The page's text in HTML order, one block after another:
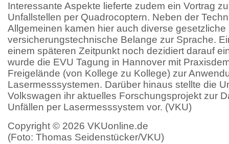
Interessante Aspekte lieferte zudem ein Vortrag
Unfallstellen per Quadrocoptern. Neben der
Allgemeinen kamen hier auch diverse gesetzliche
versicherungstechnische Belange zur Sprache.
einem späteren Zeitpunkt noch dezidiert darauf
wurde die EVU Tagung in Hannover mit
Freigelände (von Kollege zu Kollege) zur
Lasermesssystemen. Darüber hinaus stellte die
Volkswagen ihr aktuelles Forschungsprojekt zur
Unfällen per Lasermesssystem vor. (VKU)
Copyright © 2026 VKUonline.de
(Foto: Thomas Seidenstücker/VKU)